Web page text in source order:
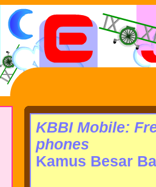
KBBI Mobile:
phones
Kamus Besar